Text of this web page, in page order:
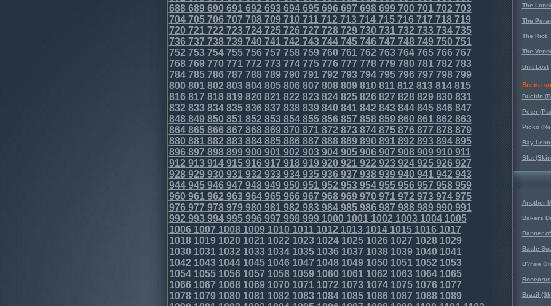
688689690691692 693694695696697 698699700701702 703
704705706707 708709710711712 713714715716717 718719
720721722 723724725726727 728729730731732 733734735
736737 738739740741742 743744745746747 748749750751
752 753754755756757 758759760761762 763764765766767
768769770771772 773774775776777 778779780781782 783
784785786787 788789790791792 793794795796797 798799
800801802 803804805806807 808809810811812 813814815
816817 818819820821822 823824825826827 828829830831
832 833834835836837 838839840841842 843844845846847
848849850851852 853854855856857 858859860861862 863
864865866867 868869870871872 873874875876877 878879
880881882 883884885886887 888889890891892 893894895
896897 898899900901902 903904905906907 908909910911
912 913914915916917 918919920921922 923924925926927
928929930931932 933934935936937 938939940941942 943
944945946947 948949950951952 953954955956957 958959
960961962 963964965966967 968969970971972 973974975
976977 978979980981982 983984985986987 988989990991
992 993994995996997 998999100010011002 100310041005
10061007 10081009101010111012 10131014101510161017
10181019102010211022 10231024102510261027 10281029
103010311032 10331034103510361037 1038103910401041
1042 10431044104510461047 10481049105010511052 1053
1054105510561057 10581059106010611062 106310641065
10661067 10681069107010711072 10731074107510761077
10781079108010811082 10831084108510861087 10881089
The
The
The Riot
The
Unit Lost
Scene
Duchin
Peter
Picko
Ray
Slut
Another
Bakers
Banner
Battle
B?hse
Brazil